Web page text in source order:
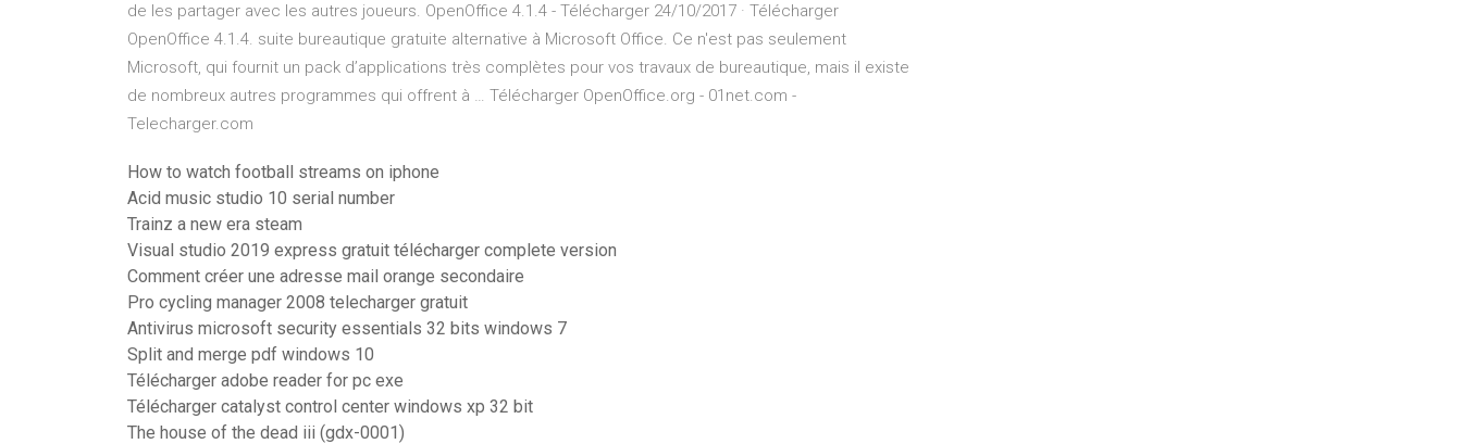
de les partager avec les autres joueurs. OpenOffice 4.1.4 - Télécharger 24/10/2017 · Télécharger
OpenOffice 4.1.4. suite bureautique gratuite alternative à Microsoft Office. Ce n'est pas seulement
Microsoft, qui fournit un pack d’applications très complètes pour vos travaux de bureautique, mais il existe
de nombreux autres programmes qui offrent à … Télécharger OpenOffice.org - 01net.com -
Telecharger.com
How to watch football streams on iphone
Acid music studio 10 serial number
Trainz a new era steam
Visual studio 2019 express gratuit télécharger complete version
Comment créer une adresse mail orange secondaire
Pro cycling manager 2008 telecharger gratuit
Antivirus microsoft security essentials 32 bits windows 7
Split and merge pdf windows 10
Télécharger adobe reader for pc exe
Télécharger catalyst control center windows xp 32 bit
The house of the dead iii (gdx-0001)